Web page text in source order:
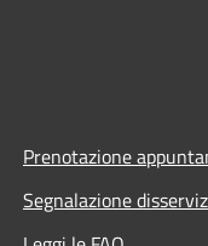
Prenotazione
Segnalazione